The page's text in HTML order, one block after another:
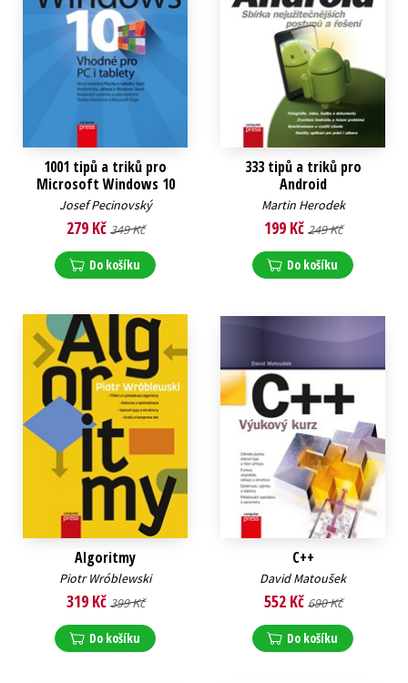
1001 tipů a triků pro
Microsoft Windows 10
Josef Pecinovský
279 Kč 349 Kč
Do košíku
333 tipů a triků pro
Android
Martin Herodek
199 Kč 249 Kč
Do košíku
Algoritmy
Piotr Wróblewski
319 Kč 399 Kč
Do košíku
C++
David Matoušek
552 Kč 690 Kč
Do košíku